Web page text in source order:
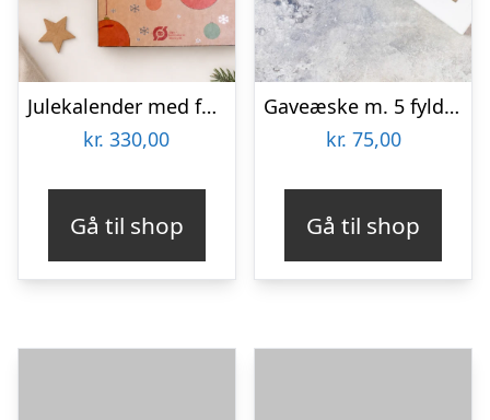
Julekalender med fyldte chokolader fra Anker Chokolade
kr. 330,00
Gå til shop
Gaveæske m. 5 fyldte chokolader – Xocolatl
kr. 75,00
Gå til shop